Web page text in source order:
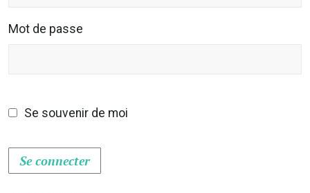
Mot de passe
Se souvenir de moi
Se connecter